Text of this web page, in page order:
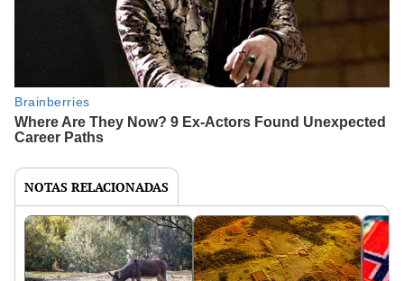
NOTAS RELACIONADAS